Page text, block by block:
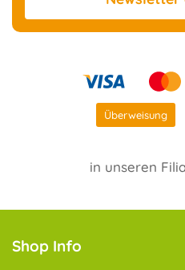
Überweisung
in unseren
Shop Info